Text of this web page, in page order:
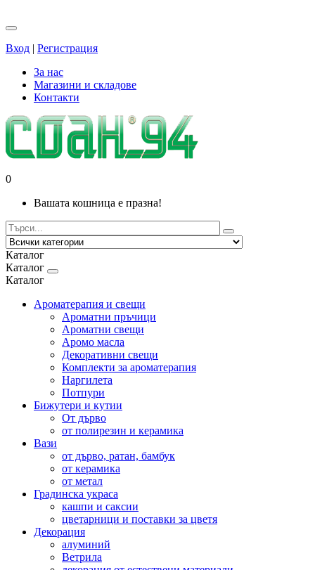
Вход | Регистрация
За нас
Магазини и складове
Контакти
0
Вашата кошница е празна!
Каталог
Каталог
Каталог
Ароматерапия и свещи
Ароматни пръчици
Ароматни свещи
Аромо масла
Декоративни свещи
Комплекти за ароматерапия
Наргилета
Потпури
Бижутери и кутии
От дърво
от полирезин и керамика
Вази
от дърво, ратан, бамбук
от керамика
от метал
Градинска украса
кашпи и саксии
цветарници и поставки за цветя
Декорация
алуминий
Ветрила